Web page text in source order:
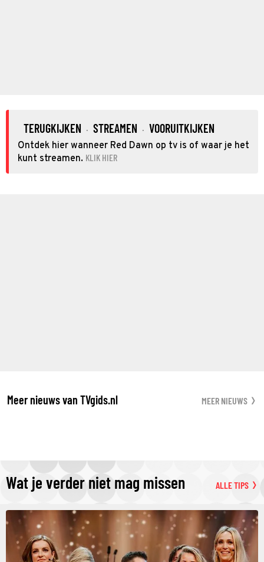
TERUGKIJKEN · STREAMEN · VOORUITKIJKEN
Ontdek hier wanneer Red Dawn op tv is of waar je het
kunt streamen. KLIK HIER
Meer nieuws van TVgids.nl MEER NIEUWS
Wat je verder niet mag missen ALLE TIPS